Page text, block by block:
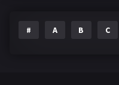
# A B C